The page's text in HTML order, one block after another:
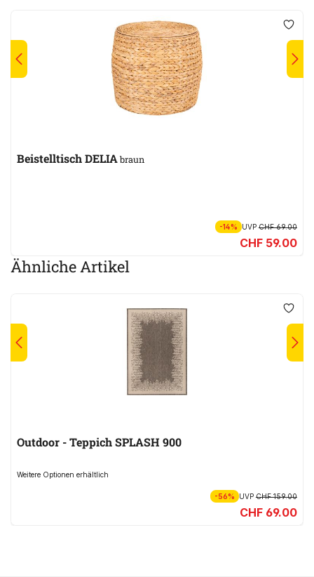
Beistelltisch DELIAbraun
-14% UVPCHF 69.00
CHF 59.00
Ähnliche Artikel
Outdoor - Teppich SPLASH 900
Weitere Optionen erhältlich
-56% UVPCHF 159.00
CHF 69.00